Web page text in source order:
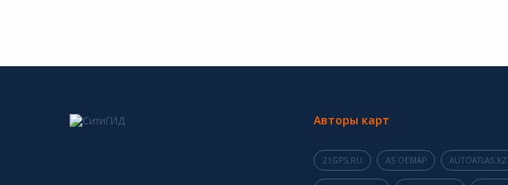
Авторы карт
21GPS.RU AS OEMAP AUTOATLAS.KZ